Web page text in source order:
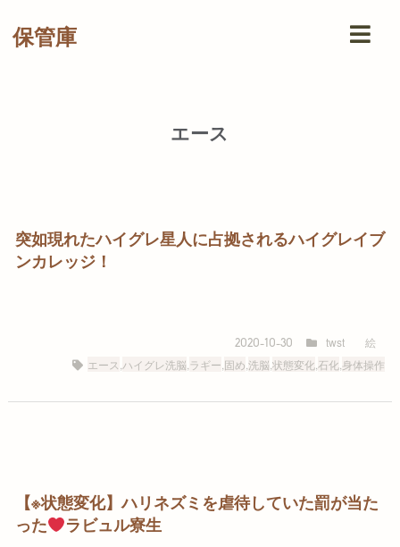
保管庫
エース
突如現れたハイグレ星人に占拠されるハイグレイブ
ンカレッジ！
2020-10-30 twst
絵
エース ハイグレ洗脳 ラギー 固め ,洗脳 ,状態変化,石化 身体操作
【※状態変化】ハリネズミを虐待していた罰が当た
った
ラビュル寮生